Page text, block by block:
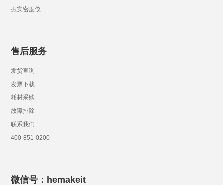
振实密度仪
售后服务
发货查询
发票下载
耗材采购
故障排除
联系我们
400-851-0200
微信号：hemakeit